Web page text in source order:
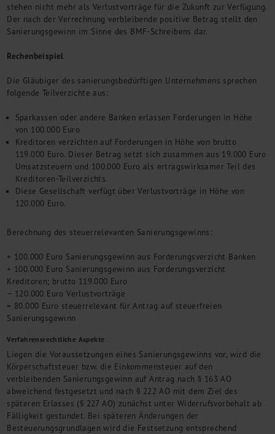
stehen nicht mehr als Verlustvorträge für die Zukunft zur Verfügung.
Der nach der Verrechnung verbleibende positive Betrag stellt den
Sanierungsgewinn im Sinne des BMF-Schreibens dar.
Rechenbeispiel
Die Gläubiger des sanierungsbedürftigen Unternehmens sprechen
folgende Teilverzichte aus:
Sparkassen oder andere Banken erlassen Forderungen in Höhe
von 100.000 Euro
Kreditoren verzichten auf Forderungen in Höhe von brutto
119.000 Euro. Dieser Betrag setzt sich zusammen aus 19.000 Euro
Umsatzsteuern und 100.000 Euro als ertragswirksamer Teil des
Kreditoren-Teilverzichts.
Diese Gesellschaft verfügt über Verlustvorträge in Höhe von
120.000 Euro.
Berechnung des steuerrelevanten Sanierungsgewinns:
+ 100.000 Euro Sanierungsgewinn aus Forderungsverzicht Banken
+ 100.000 Euro Sanierungsgewinn aus Forderungsverzicht
Kreditoren; brutto 119.000 Euro
– 120.000 Euro Verlustvorträge
= 80.000 Euro steuerrelevant für Antrag auf steuerfreien
Sanierungsgewinn
Verfahrensrechtliche Aspekte
Liegen die Voraussetzungen eines Sanierungsgewinns vor, wird die
Körperschaftsteuer bzw. die Einkommensteuer auf den
verbleibenden Sanierungsgewinn auf Antrag nach § 163 AO
abweichend festgesetzt und nach § 222 AO mit dem Ziel des
späteren Erlasses (§ 227 AO) zunächst unter Widerrufsvorbehalt ab
Fälligkeit gestundet. Bei späteren Änderungen der
Besteuerungsgrundlagen wird die Festsetzung entsprechend